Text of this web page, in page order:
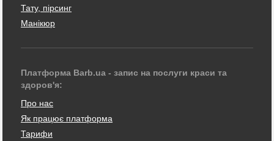
Тату, пірсинг
Манікюр
Платформа Barb.ua - запис на послуги краси та
здоров'я:
Про нас
Як працює платформа
Тарифи